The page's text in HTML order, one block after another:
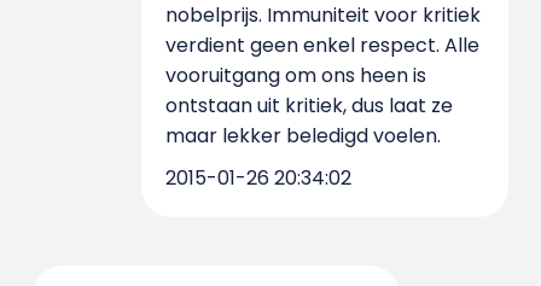
nobelprijs. Immuniteit voor kritiek
verdient geen enkel respect. Alle
vooruitgang om ons heen is
ontstaan uit kritiek, dus laat ze
maar lekker beledigd voelen.
2015-01-26 20:34:02